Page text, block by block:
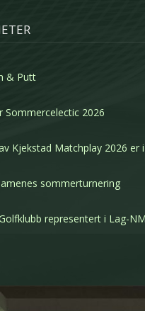
& Putt
Sommercelectic 2026
Kjekstad Matchplay 2026 er
sommerturnering
representert i Lag-NM